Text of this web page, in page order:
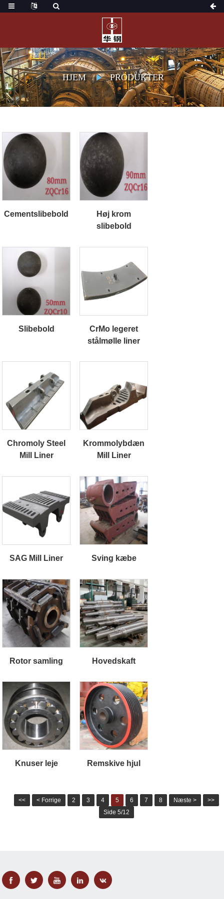
HJEM PRODUKTER
Cementslibebold
Høj krom
slibebold
Slibebold
CrMo legeret
stålmølle liner
Chromoly Steel
Mill Liner
Krommolybdæn
Mill Liner
SAG Mill Liner Sving kæbe
Rotor samling Hovedskaft
Knuser leje Remskive hjul
<< < Forrige 2 3 4 5 6 7 8 Næste >
>>
Side 5/12